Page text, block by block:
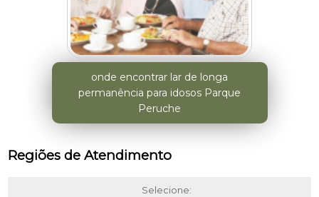
onde encontrar lar de longa
permanência para idosos Parque
Peruche
Regiões de Atendimento
Selecione: